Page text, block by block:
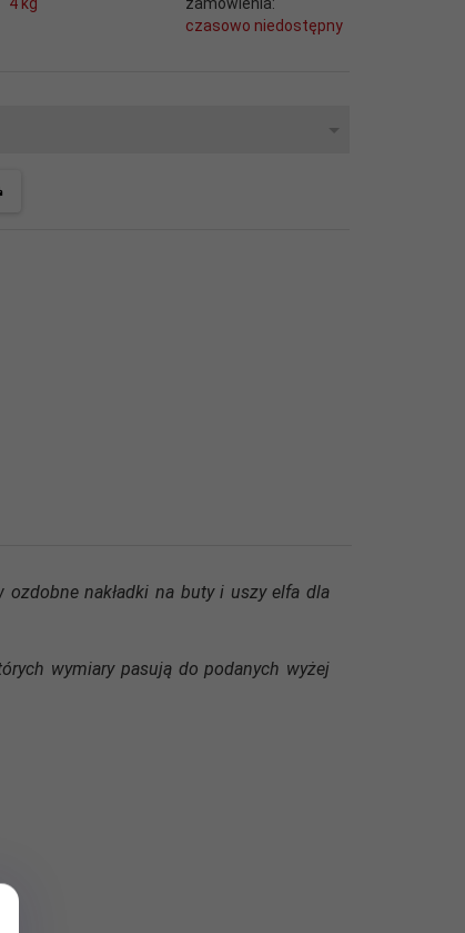
czasowo niedostępny
nakładki na buty i uszy elfa dla
wymiary pasują do podanych wyżej